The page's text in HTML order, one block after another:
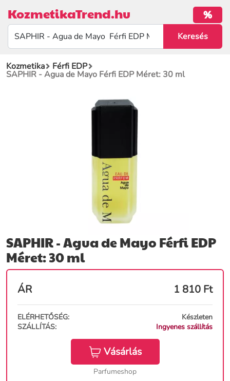
KozmetikaTrend.hu %
Kozmetika Férfi EDP
SAPHIR - Agua de Mayo Férfi EDP Méret: 30 ml
SAPHIR - Agua de Mayo Férfi EDP
Méret: 30 ml
ÁR 1 810 Ft
ELÉRHETŐSÉG:
Készleten
SZÁLLÍTÁS:
Ingyenes szállítás
Vásárlás
Parfumeshop